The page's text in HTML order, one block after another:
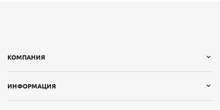
КОМПАНИЯ
ИНФОРМАЦИЯ